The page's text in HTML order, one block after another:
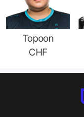
Topoon
CHF